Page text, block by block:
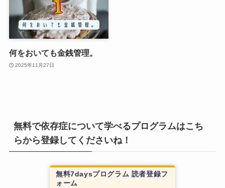
何をおいても金銭管理。
2025年11月27日
無料で依存症について学べるプログラムはこち
らから登録してくださいね！
無料7daysプログラム 読者登録フ
ォーム